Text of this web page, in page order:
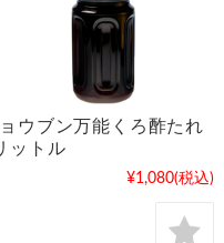
ウブン万能くろ酢たれ
ットル
¥1,080(税込)